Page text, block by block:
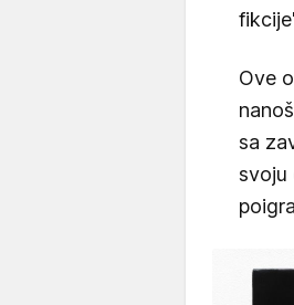
Ove
sa
svoju